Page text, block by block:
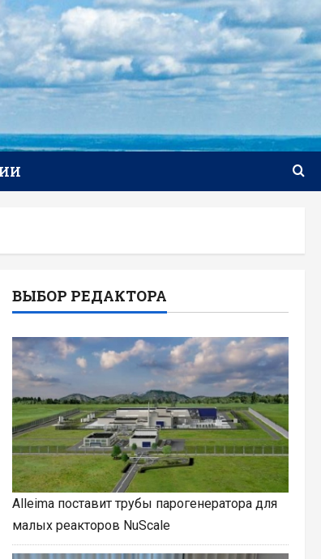
ВЫБОР РЕДАКТОРА
Alleima поставит трубы парогенератора для
малых реакторов NuScale